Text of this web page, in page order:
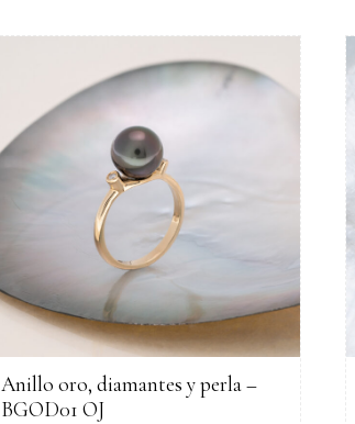
Anillo oro, diamantes y perla –
BGOD01 OJ